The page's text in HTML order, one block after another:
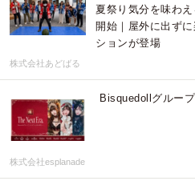
夏祭り気分を味わ
開始｜屋外に出ず
ションが登場
株式会社あどばる
Bisquedollグルー
株式会社esplanade